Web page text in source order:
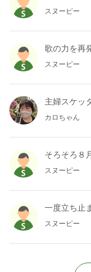
スヌーピー
歌の力を再
スヌーピー
主婦スケッ
カロちゃん
そろそろ８
スヌーピー
一度立ち止
スヌーピー